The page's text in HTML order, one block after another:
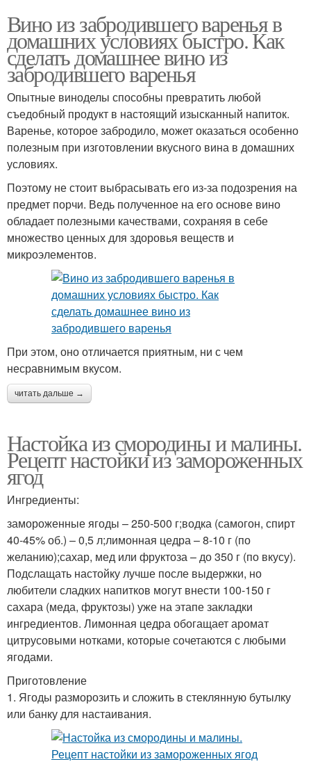
Вино из забродившего варенья в
домашних условиях быстро. Как
сделать домашнее вино из
забродившего варенья
Опытные виноделы способны превратить любой
съедобный продукт в настоящий изысканный напиток.
Варенье, которое забродило, может оказаться особенно
полезным при изготовлении вкусного вина в домашних
условиях.
Поэтому не стоит выбрасывать его из-за подозрения на
предмет порчи. Ведь полученное на его основе вино
обладает полезными качествами, сохраняя в себе
множество ценных для здоровья веществ и
микроэлементов.
При этом, оно отличается приятным, ни с чем
несравнимым вкусом.
читать дальше →
Настойка из смородины и малины.
Рецепт настойки из замороженных
ягод
Ингредиенты:
замороженные ягоды – 250-500 г;водка (самогон, спирт
40-45% об.) – 0,5 л;лимонная цедра – 8-10 г (по
желанию);сахар, мед или фруктоза – до 350 г (по вкусу).
Подслащать настойку лучше после выдержки, но
любители сладких напитков могут внести 100-150 г
сахара (меда, фруктозы) уже на этапе закладки
ингредиентов. Лимонная цедра обогащает аромат
цитрусовыми нотками, которые сочетаются с любыми
ягодами.
Приготовление
1. Ягоды разморозить и сложить в стеклянную бутылку
или банку для настаивания.